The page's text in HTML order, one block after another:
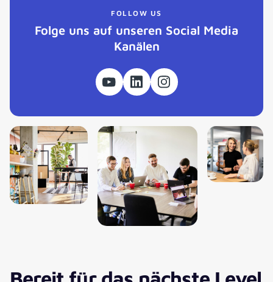
FOLLOW US
Folge uns auf unseren Social Media
Kanälen